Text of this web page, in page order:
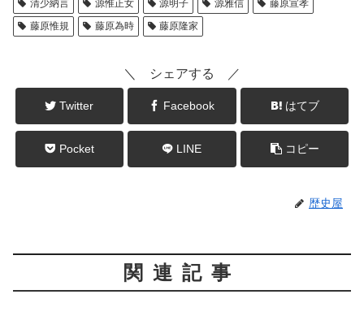
清少納言 源惟正女 源明子 源雅信
藤原宣孝
藤原惟規
藤原為時 藤原隆家
＼ シェアする ／
Twitter Facebook はてブ
Pocket LINE コピー
歴史屋
関連記事